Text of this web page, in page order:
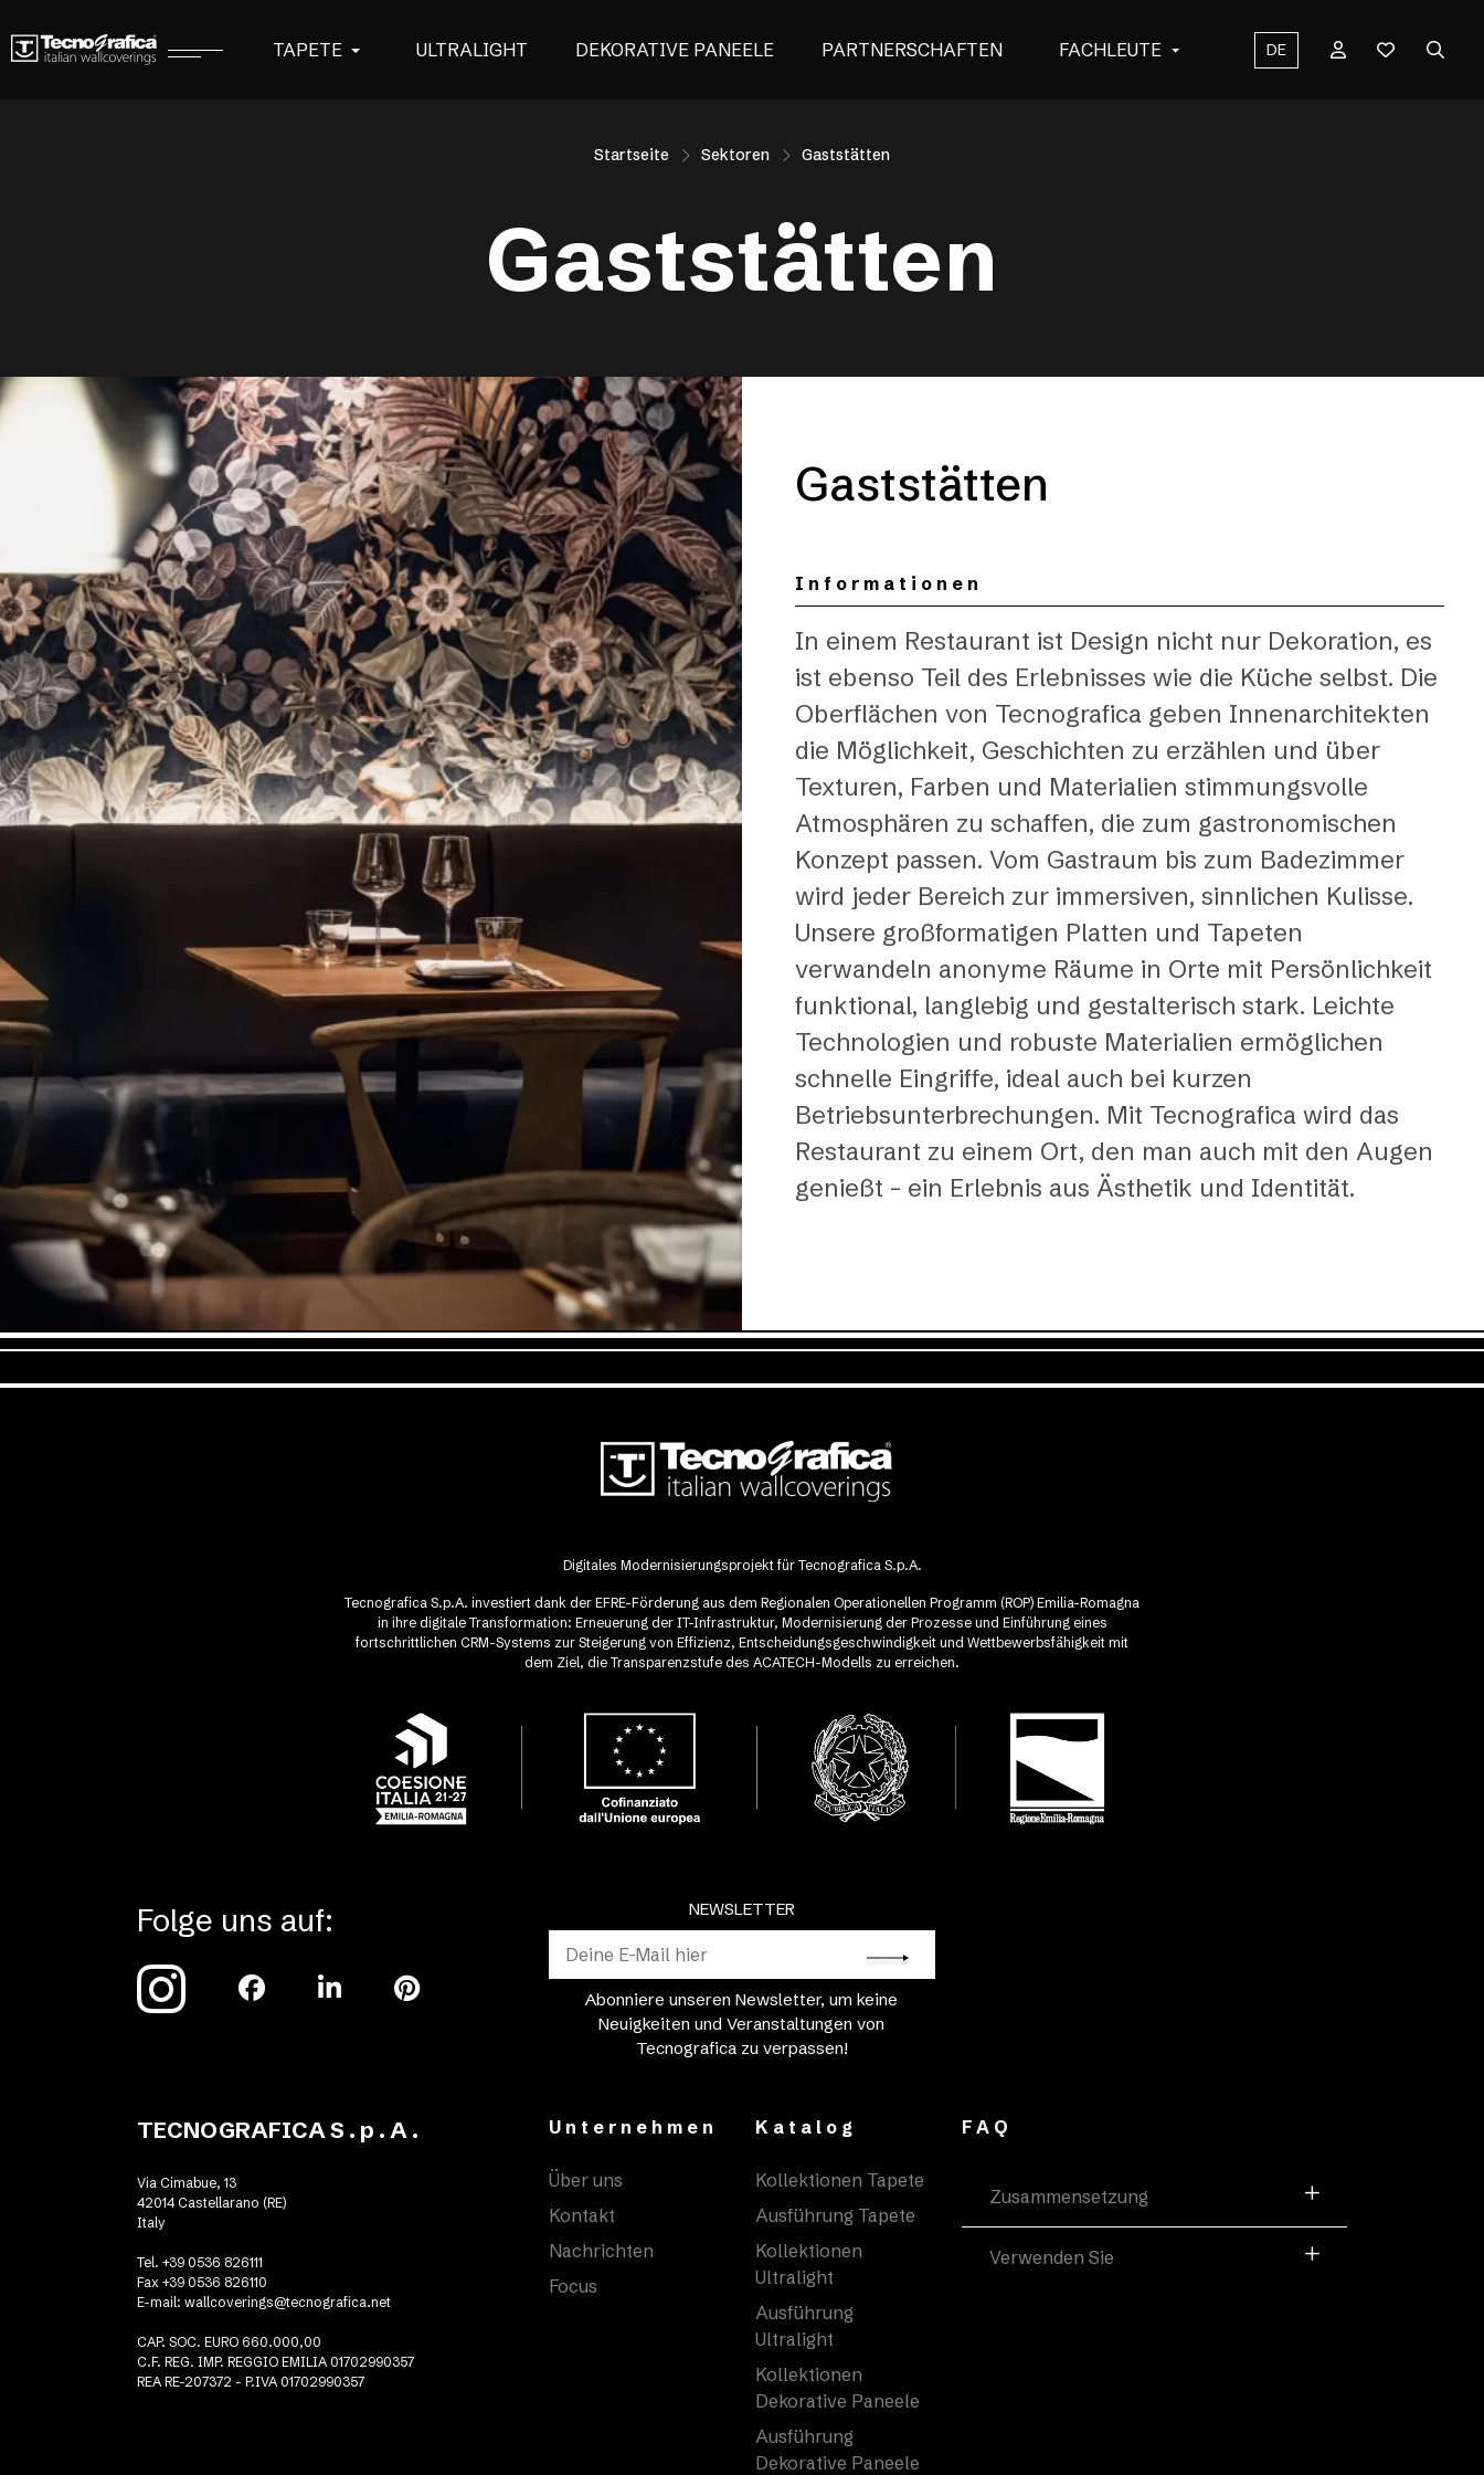
TAPETE ULTRALIGHT DEKORATIVE PANEELE PARTNERSCHAFTEN FACHLEUTE DE
Startseite Sektoren Gaststätten
Gaststätten
Gaststätten
Informationen
In einem Restaurant ist Design nicht nur Dekoration, es
ist ebenso Teil des Erlebnisses wie die Küche selbst. Die
Oberflächen von Tecnografica geben Innenarchitekten
die Möglichkeit, Geschichten zu erzählen und über
Texturen, Farben und Materialien stimmungsvolle
Atmosphären zu schaffen, die zum gastronomischen
Konzept passen. Vom Gastraum bis zum Badezimmer
wird jeder Bereich zur immersiven, sinnlichen Kulisse.
Unsere großformatigen Platten und Tapeten
verwandeln anonyme Räume in Orte mit Persönlichkeit
funktional, langlebig und gestalterisch stark. Leichte
Technologien und robuste Materialien ermöglichen
schnelle Eingriffe, ideal auch bei kurzen
Betriebsunterbrechungen. Mit Tecnografica wird das
Restaurant zu einem Ort, den man auch mit den Augen
genießt – ein Erlebnis aus Ästhetik und Identität.
Digitales Modernisierungsprojekt für Tecnografica S.p.A.
Tecnografica S.p.A. investiert dank der EFRE-Förderung aus dem Regionalen Operationellen Programm (ROP) Emilia-Romagna
in ihre digitale Transformation: Erneuerung der IT-Infrastruktur, Modernisierung der Prozesse und Einführung eines
fortschrittlichen CRM-Systems zur Steigerung von Effizienz, Entscheidungsgeschwindigkeit und Wettbewerbsfähigkeit mit
dem Ziel, die Transparenzstufe des ACATECH-Modells zu erreichen.
Folge uns auf: NEWSLETTER
Abonniere unseren Newsletter, um keine
Neuigkeiten und Veranstaltungen von
Tecnografica zu verpassen!
TECNOGRAFICA S . p . A .
Via Cimabue, 13
42014 Castellarano (RE)
Italy
Tel. +39 0536 826111
Fax +39 0536 826110
E-mail: wallcoverings@tecnografica.net
CAP. SOC. EURO 660.000,00
C.F. REG. IMP. REGGIO EMILIA 01702990357
REA RE-207372 - P.IVA 01702990357
Unternehmen
Über uns
Kontakt
Nachrichten
Focus
Katalog
Kollektionen Tapete
Ausführung Tapete
Kollektionen
Ultralight
Ausführung
Ultralight
Kollektionen
Dekorative Paneele
Ausführung
Dekorative Paneele
FAQ
Zusammensetzung
Verwenden Sie